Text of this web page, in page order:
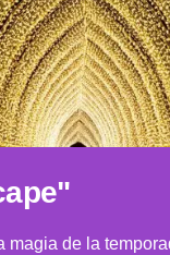
magia de la